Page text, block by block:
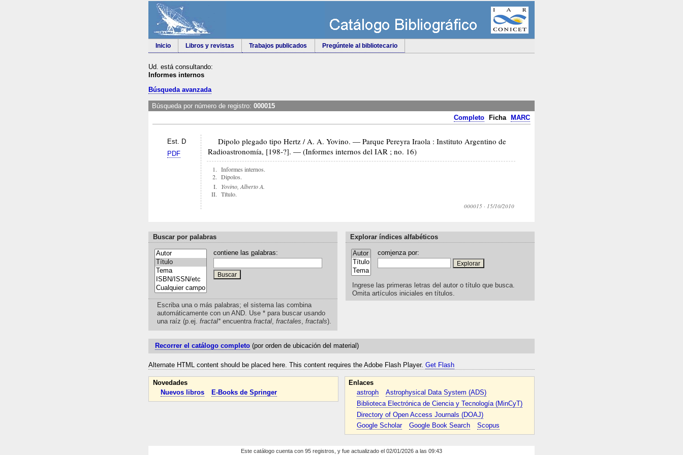
Inicio Libros y revistas Trabajos publicados Pregúntele al bibliotecario
Ud. está consultando:
Informes internos
Búsqueda avanzada
Búsqueda por número de registro: 000015
Completo
Ficha MARC
Est. D
PDF
Dipolo plegado tipo Hertz / A. A. Yovino. — Parque Pereyra Iraola : Instituto Argentino de
Radioastronomía, [198-?]. —(Informes internos del IAR ; no. 16)
1. Informes internos.
2. Dipolos.
I.
Yovino, Alberto A.
II. Título.
000015 · 15/10/2010
Buscar por palabras
contiene las palabras:
Escriba una o más palabras; el sistema las combina
automáticamente con un AND. Use * para buscar usando
una raíz (p.ej. fractal*encuentra fractal, fractales fractals).
Explorar índices alfabéticos
comienza por:
Ingrese las primeras letras del autor o título que busca.
Omita artículos iniciales en títulos.
Recorrer el catálogo completo (por orden de ubicación del material)
Alternate HTML content should be placed here. This content requires the Adobe Flash Player. Get Flash
Novedades
Nuevos libros
E-Books de Springer
Enlaces
astroph
Astrophysical Data System (ADS)
Biblioteca Electrónica de Ciencia y Tecnología (MinCyT)
Directory of Open Access Journals (DOAJ)
Google Scholar
Google Book Search Scopus
Este catálogo cuenta con 95 registros, y fue actualizado el 02/01/2026 a las 09:43